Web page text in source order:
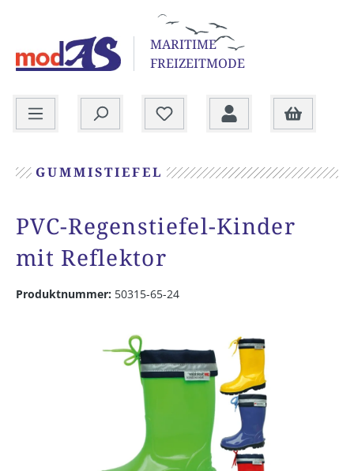
MARITIME
FREIZEITMODE
GUMMISTIEFEL
PVC-Regenstiefel-Kinder
mit Reflektor
Produktnummer: 50315-65-24
Bildergalerie überspringen